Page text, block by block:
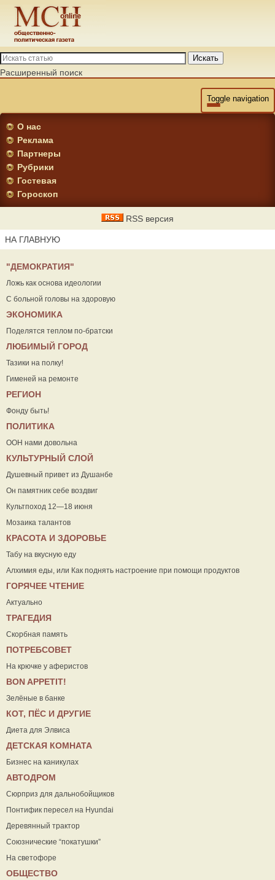
Искать
Расширенный поиск
Toggle navigation
О нас
Реклама
Партнеры
Рубрики
Гостевая
Гороскоп
RSS версия
НА ГЛАВНУЮ
"ДЕМОКРАТИЯ"
Ложь как основа идеологии
С больной головы на здоровую
ЭКОНОМИКА
Поделятся теплом по-братски
ЛЮБИМЫЙ ГОРОД
Тазики на полку!
Гименей на ремонте
РЕГИОН
Фонду быть!
ПОЛИТИКА
ООН нами довольна
КУЛЬТУРНЫЙ СЛОЙ
Душевный привет из Душанбе
Он памятник себе воздвиг
Культпоход 12—18 июня
Мозаика талантов
КРАСОТА И ЗДОРОВЬЕ
Табу на вкусную еду
Алхимия еды, или Как поднять настроение при помощи продуктов
ГОРЯЧЕЕ ЧТЕНИЕ
Актуально
ТРАГЕДИЯ
Скорбная память
ПОТРЕБСОВЕТ
На крючке у аферистов
ВON APPETIT!
Зелёные в банке
КОТ, ПЁС И ДРУГИЕ
Диета для Элвиса
ДЕТСКАЯ КОМНАТА
Бизнес на каникулах
АВТОДРОМ
Сюрприз для дальнобойщиков
Понтифик пересел на Hyundai
Деревянный трактор
Союзнические “покатушки”
На светофоре
ОБЩЕСТВО